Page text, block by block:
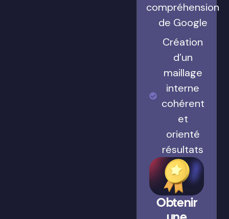
compréhension
de Google
Création
d’un
maillage
interne
cohérent
et
orienté
résultats
Obtenir